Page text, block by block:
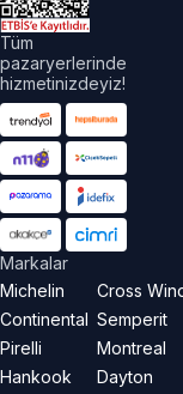
Tüm
pazaryerlerinde
hizmetinizdeyiz!
Markalar
Michelin
Continental
Pirelli
Hankook
Cross
Semperit
Montreal
Dayton